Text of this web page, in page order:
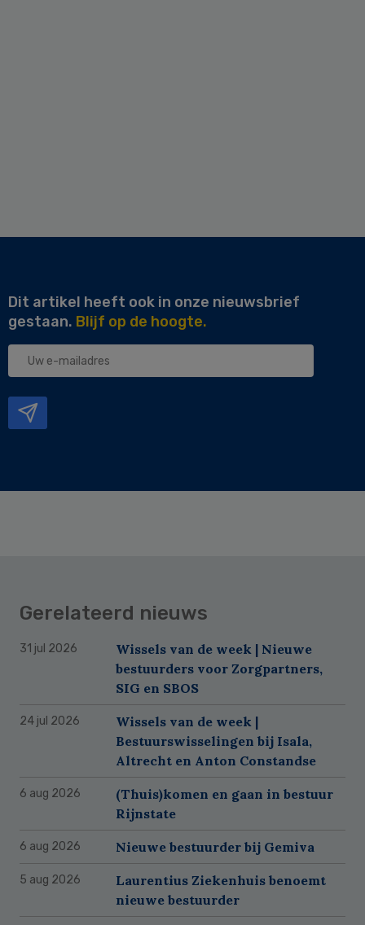
Dit artikel heeft ook in onze nieuwsbrief
gestaan. Blijf op de hoogte.
Uw
Gerelateerd nieuws
31 jul 2026
Wissels van de week | Nieuwe
bestuurders voor Zorgpartners,
SIG en SBOS
24 jul 2026
Wissels van de week |
Bestuurswisselingen bij Isala,
Altrecht en Anton Constandse
6 aug 2026
(Thuis)komen en gaan in bestuur
Rijnstate
6 aug 2026 Nieuwe bestuurder bij Gemiva
5 aug 2026
Laurentius Ziekenhuis benoemt
nieuwe bestuurder